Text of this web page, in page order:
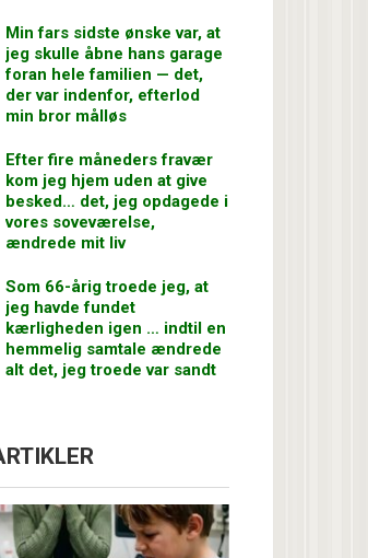
Min fars sidste ønske var, at
jeg skulle åbne hans garage
foran hele familien — det,
der var indenfor, efterlod
min bror målløs
Efter fire måneders fravær
kom jeg hjem uden at give
besked… det, jeg opdagede i
vores soveværelse,
ændrede mit liv
Som 66-årig troede jeg, at
jeg havde fundet
kærligheden igen … indtil en
hemmelig samtale ændrede
alt det, jeg troede var sandt